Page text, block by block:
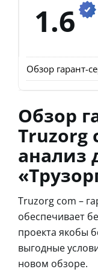
1.6
Обзор гарант-
Обзор
Truzorg
анализ
Truzorg com –
обеспечивает
проекта якобы
выгодные
новом обзоре.